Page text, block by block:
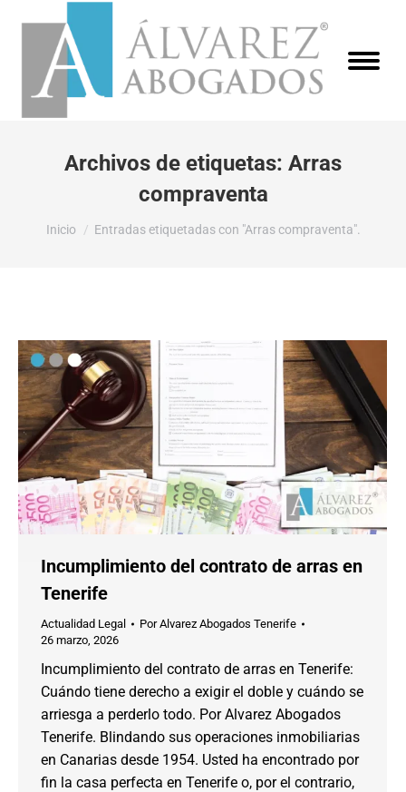
Archivos de etiquetas: Arras
compraventa
Estás aquí:
Inicio Entradas etiquetadas con "Arras compraventa".
Incumplimiento del contrato de arras en
Tenerife
Actualidad Legal PorAlvarez Abogados Tenerife
26 marzo, 2026
Incumplimiento del contrato de arras en Tenerife:
Cuándo tiene derecho a exigir el doble y cuándo se
arriesga a perderlo todo. Por Alvarez Abogados
Tenerife. Blindando sus operaciones inmobiliarias
en Canarias desde 1954. Usted ha encontrado por
fin la casa perfecta en Tenerife o, por el contrario,